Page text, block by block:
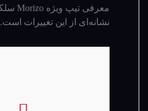
نشانه‌ای از این تغییرات است.